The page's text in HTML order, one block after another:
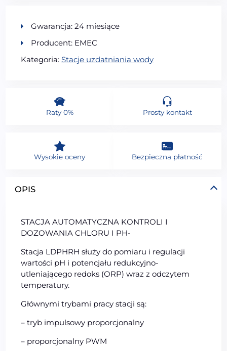
OPIS
STACJA AUTOMATYCZNA KONTROLI I
DOZOWANIA CHLORU I PH-
Stacja LDPHRH służy do pomiaru i regulacji
wartości pH i potencjału redukcyjno-
utleniającego redoks (ORP) wraz z odczytem
temperatury.
Głównymi trybami pracy stacji są:
– tryb impulsowy proporcjonalny
– proporcjonalny PWM
Gwarancja: 24 miesiące
Producent: EMEC
Kategoria:Stacje uzdatniania wody
Raty 0% Prosty kontakt
Wysokie oceny Bezpieczna płatność